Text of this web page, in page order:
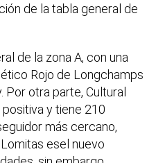
de la tabla general de
de la zona A, con una
Rojo de Longchamps
otra parte, Cultural
y tiene 210
más cercano,
esel nuevo